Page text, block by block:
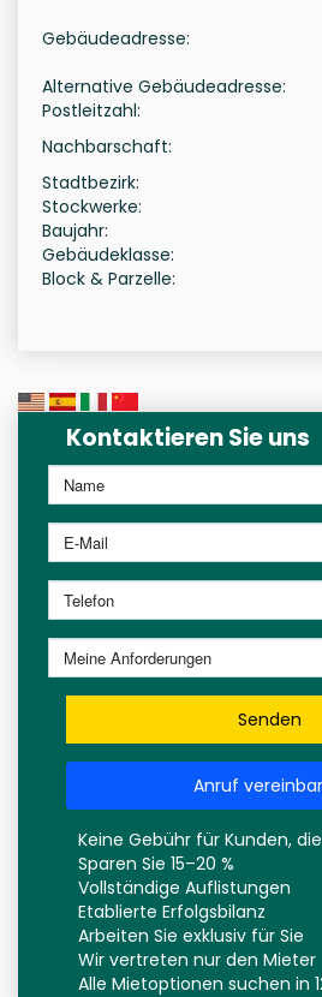
Gebäudeadresse:
Alternative Gebäudeadresse:
Postleitzahl:
Nachbarschaft:
Stadtbezirk:
Stockwerke:
Baujahr:
Gebäudeklasse:
Block & Parzelle:
Kontaktieren Sie uns
Senden
Anruf
Keine Gebühr für Kunden,
Sparen Sie 15–20 %
Vollständige Auflistungen
Etablierte Erfolgsbilanz
Arbeiten Sie exklusiv für Sie
Wir vertreten nur den Mieter
Alle Mietoptionen suchen in